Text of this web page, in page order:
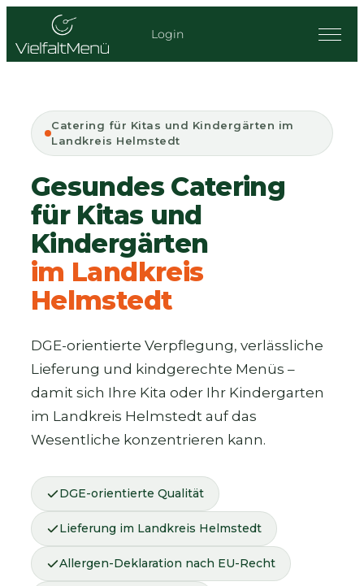
springen
Login
Catering für Kitas und Kindergärten im
Landkreis Helmstedt
Gesundes Catering
für Kitas und
Kindergärten
im Landkreis
Helmstedt
DGE-orientierte Verpflegung, verlässliche
Lieferung und kindgerechte Menüs –
damit sich Ihre Kita oder Ihr Kindergarten
im Landkreis Helmstedt auf das
Wesentliche konzentrieren kann.
DGE-orientierte Qualität
Lieferung im Landkreis Helmstedt
Allergen-Deklaration nach EU-Recht